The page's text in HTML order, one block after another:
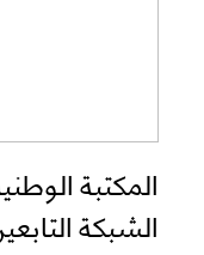
المكتبة
الشبكة